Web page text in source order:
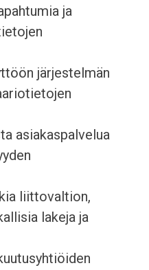
ja
järjestelmän
asiakaspalvelua
liittovaltion,
lakeja ja